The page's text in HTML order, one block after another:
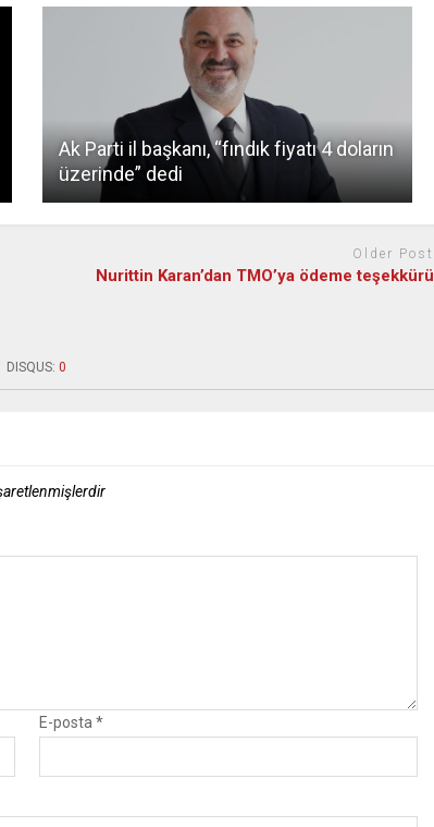
Ak Parti il başkanı, “fındık fiyatı 4 doların
üzerinde” dedi
Older Post
Nurittin Karan’dan TMO’ya ödeme teşekkürü
DISQUS: 0
E-posta*